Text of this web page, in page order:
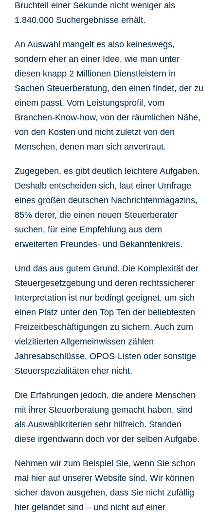
Bruchteil einer Sekunde nicht weniger als
1.840.000 Suchergebnisse erhält.
An Auswahl mangelt es also keineswegs,
sondern eher an einer Idee, wie man unter
diesen knapp 2 Millionen Dienstleistern in
Sachen Steuerberatung, den einen findet, der zu
einem passt. Vom Leistungsprofil, vom
Branchen-Know-how, von der räumlichen Nähe,
von den Kosten und nicht zuletzt von den
Menschen, denen man sich anvertraut.
Zugegeben, es gibt deutlich leichtere Aufgaben.
Deshalb entscheiden sich, laut einer Umfrage
eines großen deutschen Nachrichtenmagazins,
85% derer, die einen neuen Steuerberater
suchen, für eine Empfehlung aus dem
erweiterten Freundes- und Bekanntenkreis.
Und das aus gutem Grund. Die Komplexität der
Steuergesetzgebung und deren rechtssicherer
Interpretation ist nur bedingt geeignet, um sich
einen Platz unter den Top Ten der beliebtesten
Freizeitbeschäftigungen zu sichern. Auch zum
vielzitierten Allgemeinwissen zählen
Jahresabschlüsse, OPOS-Listen oder sonstige
Steuerspezialitäten eher nicht.
Die Erfahrungen jedoch, die andere Menschen
mit ihrer Steuerberatung gemacht haben, sind
als Auswahlkriterien sehr hilfreich. Standen
diese irgendwann doch vor der selben Aufgabe.
Nehmen wir zum Beispiel Sie, wenn Sie schon
mal hier auf unserer Website sind. Wir können
sicher davon ausgehen, dass Sie nicht zufällig
hier gelandet sind – und nicht auf einer